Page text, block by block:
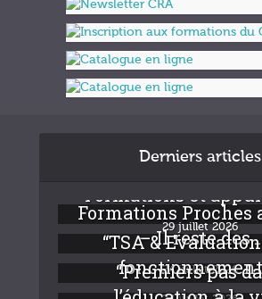
Derniers articles
Formations et
29 juillet 2026
Formations Proches
– Il reste des...
24 juillet 2026
“TSA &
fonctionnement
“Premiers pas